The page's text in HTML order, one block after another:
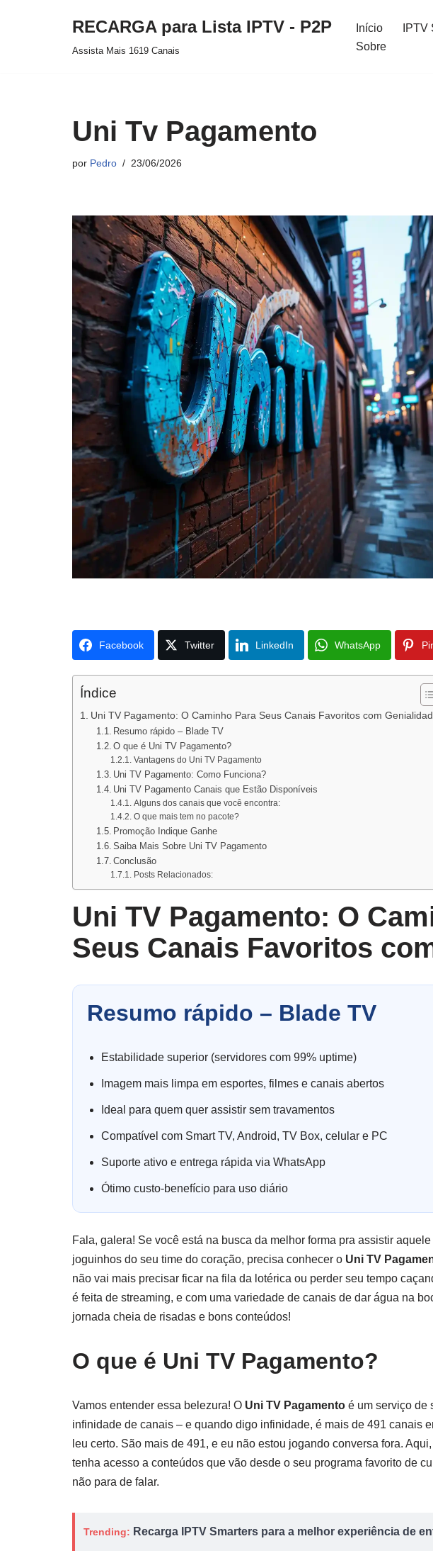
RECARGA para Lista IPTV - P2P
Assista Mais 1619 Canais
Início
Sobre
Uni Tv Pagamento
por Pedro 23/06/2026
Facebook Twitter LinkedIn WhatsApp
Índice
Uni TV Pagamento: O Caminho Para Seus Canais Favoritos com
Resumo rápido – Blade TV
O que é Uni TV Pagamento?
Vantagens do Uni TV Pagamento
Uni TV Pagamento: Como Funciona?
Uni TV Pagamento Canais que Estão Disponíveis
Alguns dos canais que você encontra:
O que mais tem no pacote?
Promoção Indique Ganhe
Saiba Mais Sobre Uni TV Pagamento
Conclusão
Posts Relacionados:
Uni TV Pagamento: O
Seus Canais Favoritos
Resumo rápido – Blade TV
Estabilidade superior (servidores com 99% uptime)
Imagem mais limpa em esportes, filmes e canais abertos
Ideal para quem quer assistir sem travamentos
Compatível com Smart TV, Android, TV Box, celular e PC
Suporte ativo e entrega rápida via WhatsApp
Ótimo custo-benefício para uso diário
Fala, galera! Se você está na busca da melhor forma pra assistir
joguinhos do seu time do coração, precisa conhecer o Uni TV
não vai mais precisar ficar na fila da lotérica ou perder seu tempo
é feita de streaming, e com uma variedade de canais de dar água na
jornada cheia de risadas e bons conteúdos!
O que é Uni TV Pagamento?
Vamos entender essa belezura! O Uni TV Pagamento é um serviço de
infinidade de canais – e quando digo infinidade, é mais de 491 canais
leu certo. São mais de 491, e eu não estou jogando conversa fora.
tenha acesso a conteúdos que vão desde o seu programa favorito de
não para de falar.
Trending: Recarga IPTV Smarters para a melhor experiência de